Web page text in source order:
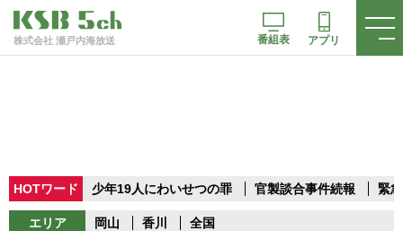
株式会社 瀬戸内海放送 番組表 アプリ
HOTワード 少年19人にわいせつの罪 官製談合事件続報 緊
エリア 岡山 香川 全国